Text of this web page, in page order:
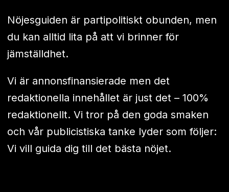
Nöjesguiden är partipolitiskt obunden, men
du kan alltid lita på att vi brinner för
jämställdhet.
Vi är annonsfinansierade men det
redaktionella innehållet är just det – 100%
redaktionellt. Vi tror på den goda smaken
och vår publicistiska tanke lyder som följer:
Vi vill guida dig till det bästa nöjet.